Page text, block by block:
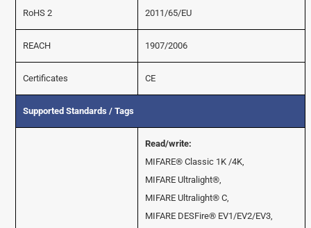
RoHS 2 2011/65/EU
REACH 1907/2006
Certificates CE
Supported Standards / Tags
Read/write:
MIFARE® Classic 1K /4K,
MIFARE Ultralight®,
MIFARE Ultralight® C,
MIFARE DESFire® EV1/EV2/EV3,